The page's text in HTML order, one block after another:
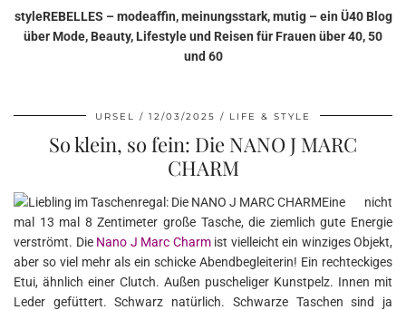
styleREBELLES – modeaffin, meinungsstark, mutig – ein Ü40 Blog
über Mode, Beauty, Lifestyle und Reisen für Frauen über 40, 50
und 60
URSEL 12/03/2025 LIFE & STYLE
So klein, so fein: Die NANO J MARC
CHARM
Eine nicht
mal 13 mal 8 Zentimeter große Tasche, die ziemlich gute Energie
verströmt. Die Nano J Marc Charmist vielleicht ein winziges Objekt,
aber so viel mehr als ein schicke Abendbegleiterin! Ein rechteckiges
Etui, ähnlich einer Clutch. Außen puscheliger Kunstpelz. Innen mit
Leder gefüttert. Schwarz natürlich. Schwarze Taschen sind ja